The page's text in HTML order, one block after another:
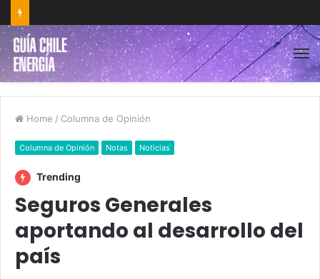
Home / Columna de Opinión
Columna de Opinión Notas Noticias
Trending
Seguros Generales
aportando al desarrollo del
país